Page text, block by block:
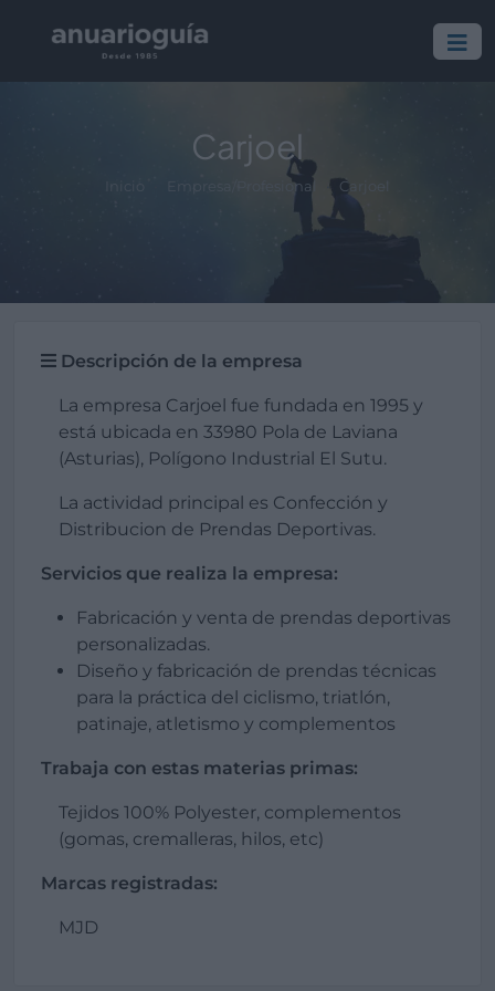
Carjoel
Empresa/Profesional Carjoel
Descripción de la empresa
La empresa Carjoel fue fundada en 1995 y
está ubicada en 33980 Pola de Laviana
(Asturias), Polígono Industrial El Sutu.
La actividad principal es Confección y
Distribucion de Prendas Deportivas.
Servicios que realiza la empresa:
Fabricación y venta de prendas deportivas
personalizadas.
Diseño y fabricación de prendas técnicas
para la práctica del ciclismo, triatlón,
patinaje, atletismo y complementos
Trabaja con estas materias primas:
Tejidos 100% Polyester, complementos
(gomas, cremalleras, hilos, etc)
Marcas registradas:
MJD